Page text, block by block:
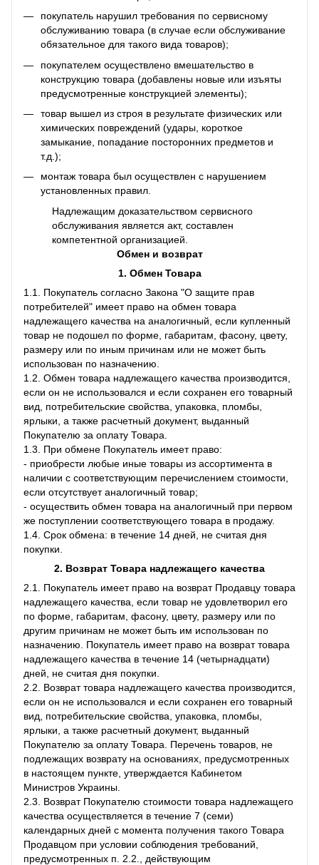
покупатель нарушил требования по сервисному
обслуживанию товара (в случае если обслуживание
обязательное для такого вида товаров);
покупателем осуществлено вмешательство в
конструкцию товара (добавлены новые или изъяты
предусмотренные конструкцией элементы);
товар вышел из строя в результате физических или
химических повреждений (удары, короткое
замыкание, попадание посторонних предметов и
т.д.);
монтаж товара был осуществлен с нарушением
установленных правил.
Надлежащим доказательством сервисного
обслуживания является акт, составлен
компетентной организацией.
Обмен и возврат
1. Обмен Товара
1.1. Покупатель согласно Закона "О защите прав
потребителей" имеет право на обмен товара
надлежащего качества на аналогичный, если купленный
товар не подошел по форме, габаритам, фасону, цвету,
размеру или по иным причинам или не может быть
использован по назначению.
1.2. Обмен товара надлежащего качества производится,
если он не использовался и если сохранен его товарный
вид, потребительские свойства, упаковка, пломбы,
ярлыки, а также расчетный документ, выданный
Покупателю за оплату Товара.
1.3. При обмене Покупатель имеет право:
- приобрести любые иные товары из ассортимента в
наличии с соответствующим перечислением стоимости,
если отсутствует аналогичный товар;
- осуществить обмен товара на аналогичный при первом
же поступлении соответствующего товара в продажу.
1.4. Срок обмена: в течение 14 дней, не считая дня
покупки.
2. Возврат Товара надлежащего качества
2.1. Покупатель имеет право на возврат Продавцу товара
надлежащего качества, если товар не удовлетворил его
по форме, габаритам, фасону, цвету, размеру или по
другим причинам не может быть им использован по
назначению. Покупатель имеет право на возврат товара
надлежащего качества в течение 14 (четырнадцати)
дней, не считая дня покупки.
2.2. Возврат товара надлежащего качества производится,
если он не использовался и если сохранен его товарный
вид, потребительские свойства, упаковка, пломбы,
ярлыки, а также расчетный документ, выданный
Покупателю за оплату Товара. Перечень товаров, не
подлежащих возврату на основаниях, предусмотренных
в настоящем пункте, утверждается Кабинетом
Министров Украины.
2.3. Возврат Покупателю стоимости товара надлежащего
качества осуществляется в течение 7 (семи)
календарных дней с момента получения такого Товара
Продавцом при условии соблюдения требований,
предусмотренных п. 2.2., действующим